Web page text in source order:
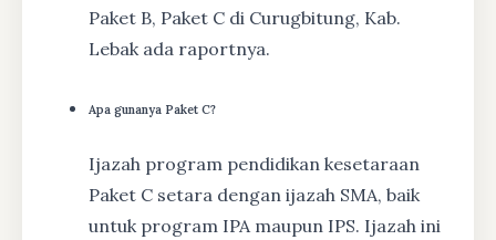
Paket B, Paket C di Curugbitung, Kab.
Lebak ada raportnya.
Apa gunanya Paket C?
Ijazah program pendidikan kesetaraan
Paket C setara dengan ijazah SMA, baik
untuk program IPA maupun IPS. Ijazah ini